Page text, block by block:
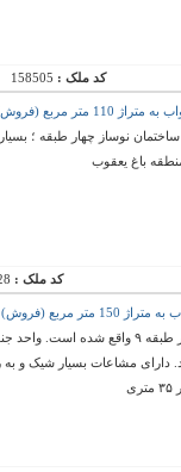
کد ملک : 158505
متر مربع (فروش)
باغ یعقوب
کد ملک :
مربع (فروش)
این واحد در برج رولکس ۲ و در
مشاعات بسیار شیک و به